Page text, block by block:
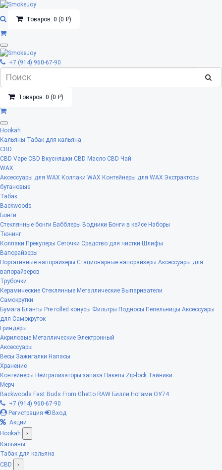
Товаров: 0 (0 ₽)
+7 (914) 960-67-90
Товаров: 0 (0 ₽)
Hookah
Кальяны Табак для кальяна
CBD
CBD Vape CBD Вкусняшки CBD Масло CBD Чай
WAX
Аксессуары для WAX Колпаки WAX Контейнеры для WAX Экстракторы
бутановые
Табак
Backwoods
Бонги
Стеклянные бонги Бабблеры Водники Бонги в кейсе Наборы
Тюнинг
Колпаки Прекулеры Сеточки Средство для чистки Шлифы
Вапорайзеры
Портативные вапорайзеры Стационарные вапорайзеры Аксессуары для
вапорайзеров
Трубочки
Керамические Стеклянные Металлические Выпариватели
Самокрутки
Бумага Бланты Pre rolled конусы Фильтры Подносы Пепельницы Аксессуары
для Самокруток
Гриндеры
Акриловые Металлические Электронный
Аксессуары
Весы Зажигалки Напасы
Хранение
Контейнеры Нейтрализаторы запаха Пакеты Zip-lock Тайники
Мерч
Backwoods Fast Buds From Ghetto RAW Билли Ногами ОУ74
+7 (914) 960-67-90
Регистрация
Вход
Акции
Hookah
›
Кальяны
Табак для кальяна
CBD
›